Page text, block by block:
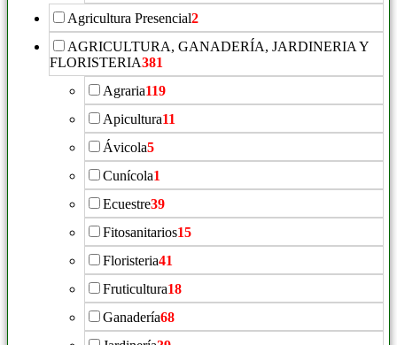
Agricultura Presencial2
AGRICULTURA, GANADERÍA, JARDINERIA Y
FLORISTERIA381
Agraria119
Apicultura11
Ávicola5
Cunícola1
Ecuestre39
Fitosanitarios15
Floristeria41
Fruticultura18
Ganadería68